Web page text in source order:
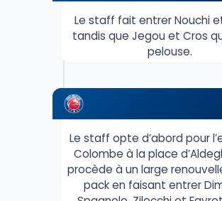
Le staff fait entrer Nouchi
tandis que Jegou et Cros
pelouse.
Le staff opte d’abord pour
Colombe à la place
procède à un large
pack en faisant entrer